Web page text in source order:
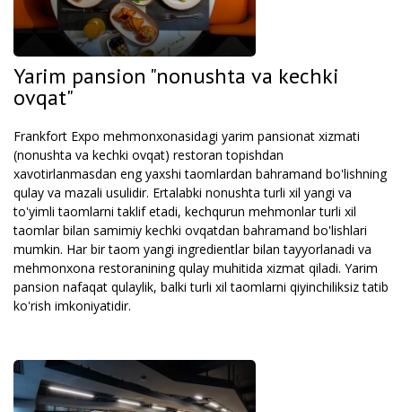
Yarim pansion "nonushta va kechki
ovqat"
Frankfort Expo mehmonxonasidagi yarim pansionat xizmati
(nonushta va kechki ovqat) restoran topishdan
xavotirlanmasdan eng yaxshi taomlardan bahramand bo'lishning
qulay va mazali usulidir. Ertalabki nonushta turli xil yangi va
to'yimli taomlarni taklif etadi, kechqurun mehmonlar turli xil
taomlar bilan samimiy kechki ovqatdan bahramand bo'lishlari
mumkin. Har bir taom yangi ingredientlar bilan tayyorlanadi va
mehmonxona restoranining qulay muhitida xizmat qiladi. Yarim
pansion nafaqat qulaylik, balki turli xil taomlarni qiyinchiliksiz tatib
ko'rish imkoniyatidir.